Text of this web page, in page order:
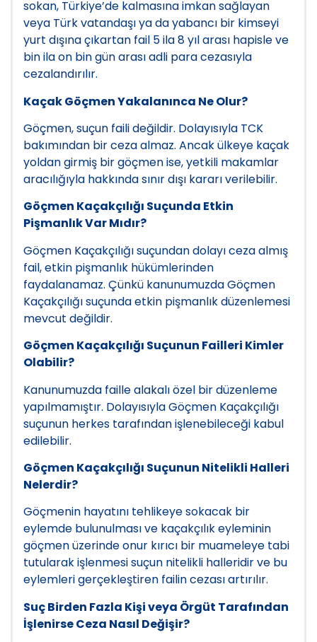
sokan, Türkiye’de kalmasına imkan sağlayan
veya Türk vatandaşı ya da yabancı bir kimseyi
yurt dışına çıkartan fail 5 ila 8 yıl arası hapisle ve
bin ila on bin gün arası adli para cezasıyla
cezalandırılır.
Kaçak Göçmen Yakalanınca Ne Olur?
Göçmen, suçun faili değildir. Dolayısıyla TCK
bakımından bir ceza almaz. Ancak ülkeye kaçak
yoldan girmiş bir göçmen ise, yetkili makamlar
aracılığıyla hakkında sınır dışı kararı verilebilir.
Göçmen Kaçakçılığı Suçunda Etkin
Pişmanlık Var Mıdır?
Göçmen Kaçakçılığı suçundan dolayı ceza almış
fail, etkin pişmanlık hükümlerinden
faydalanamaz. Çünkü kanunumuzda Göçmen
Kaçakçılığı suçunda etkin pişmanlık düzenlemesi
mevcut değildir.
Göçmen Kaçakçılığı Suçunun Failleri Kimler
Olabilir?
Kanunumuzda faille alakalı özel bir düzenleme
yapılmamıştır. Dolayısıyla Göçmen Kaçakçılığı
suçunun herkes tarafından işlenebileceği kabul
edilebilir.
Göçmen Kaçakçılığı Suçunun Nitelikli Halleri
Nelerdir?
Göçmenin hayatını tehlikeye sokacak bir
eylemde bulunulması ve kaçakçılık eyleminin
göçmen üzerinde onur kırıcı bir muameleye tabi
tutularak işlenmesi suçun nitelikli halleridir ve bu
eylemleri gerçekleştiren failin cezası artırılır.
Suç Birden Fazla Kişi veya Örgüt Tarafından
İşlenirse Ceza Nasıl Değişir?